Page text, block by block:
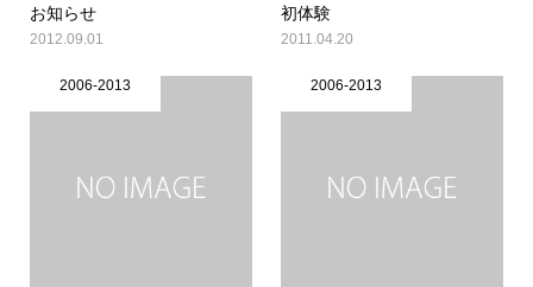
お知らせ
2012.09.01
初体験
2011.04.20
2006-2013 2006-2013